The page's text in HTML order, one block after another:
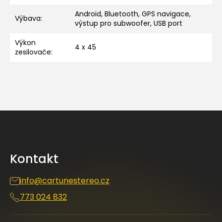
Výbava:
Android, Bluetooth, GPS navigace,
výstup pro subwoofer, USB port
Výkon
zesilovače: 4 x 45
Kontakt
info@cartunestereo.cz
773 024 832